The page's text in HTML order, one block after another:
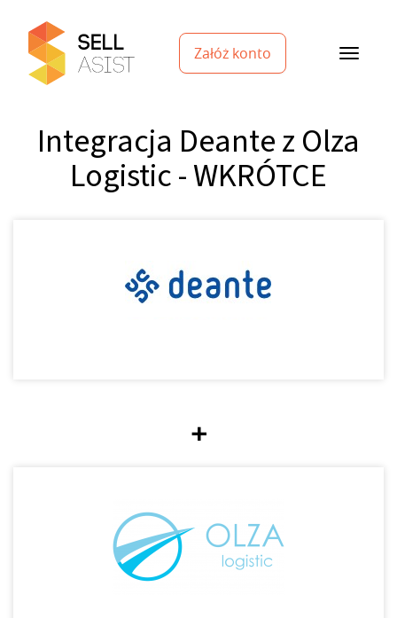
Załóż konto
Integracja Deante z Olza
Logistic - WKRÓTCE
+